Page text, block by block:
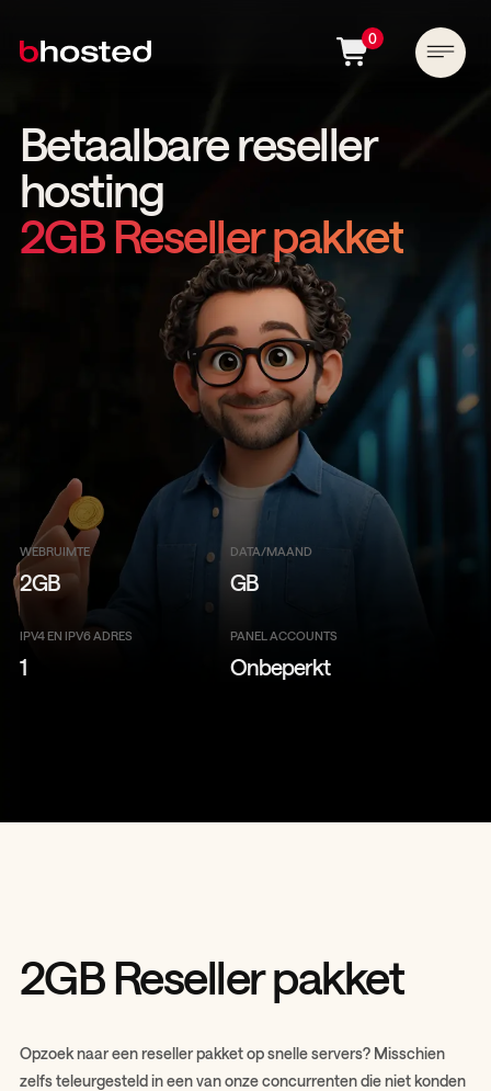
0
Betaalbare reseller
hosting
2GB Reseller pakket
WEBRUIMTE
2GB
DATA/MAAND
GB
IPV4 EN IPV6 ADRES
1
PANEL ACCOUNTS
Onbeperkt
2GB Reseller pakket
Opzoek naar een reseller pakket op snelle servers? Misschien
zelfs teleurgesteld in een van onze concurrenten die niet konden